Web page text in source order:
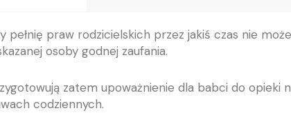
pełnię praw rodzicielskich przez jakiś czas nie
osoby godnej zaufania.
zatem upoważnienie dla babci do
codziennych.